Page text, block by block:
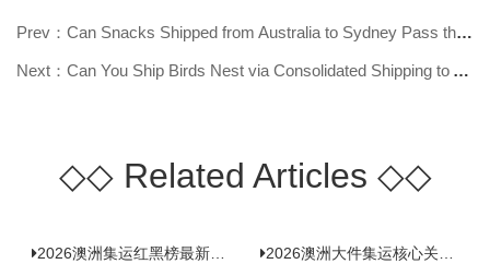
Prev：Can Snacks Shipped from Australia to Sydney Pass the Inspection? Find Ou
Next：Can You Ship Birds Nest via Consolidated Shipping to Australia? Find Out
◇◇Related Articles ◇◇
2026澳洲集运红黑榜最新实测：5 家平台真实体验，华人留学生避坑指南 2026澳洲大件集运核心关注点：清关实力与适配服务商深度推荐